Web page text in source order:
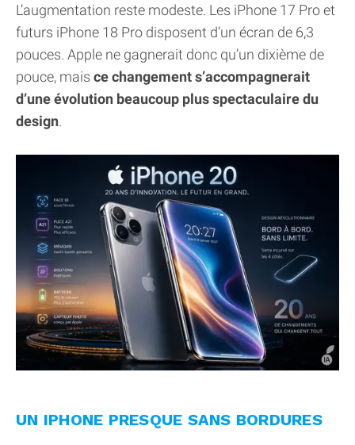
L’augmentation reste modeste. Les iPhone 17 Pro et
futurs iPhone 18 Pro disposent d’un écran de 6,3
pouces. Apple ne gagnerait donc qu’un dixième de
pouce, mais ce changement s’accompagnerait
d’une évolution beaucoup plus spectaculaire du
design.
UN IPHONE PRESQUE SANS BORDURES